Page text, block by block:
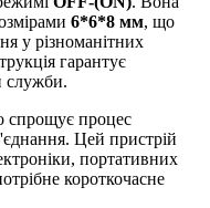
6*6*8 мм, що
у різноманітних
гарантує
служби.
спрощує процес
Цей пристрій
портативних
короткочасне